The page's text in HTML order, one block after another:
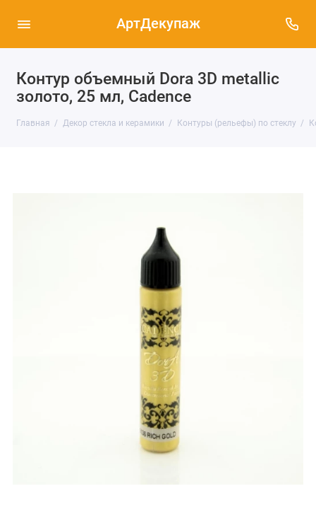
АртДекупаж
Контур объемный Dora 3D metallic
золото, 25 мл, Cadence
Главная Декор стекла и керамики Контуры (рельефы) по стеклу